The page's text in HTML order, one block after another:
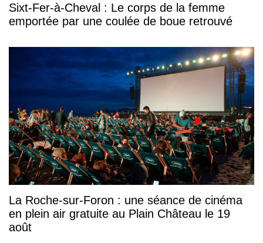
Sixt-Fer-à-Cheval : Le corps de la femme
emportée par une coulée de boue retrouvé
La Roche-sur-Foron : une séance de cinéma
en plein air gratuite au Plain Château le 19
août